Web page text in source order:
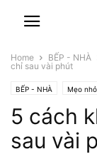
Home BẾP - NHÀ
chỉ sau vài phút
BẾP - NHÀ Mẹo
5 cách
sau vài